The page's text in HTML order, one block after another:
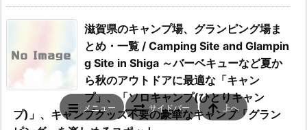
滋賀県のキャンプ場、グランピング場ま
とめ・一覧 / Camping Site and Glampin
g Site in Shiga ～バーベキューなど夏か
ら秋のアウトドアに最適な「キャン
プ」、「ソロキャンプ(ひとりキャン
プ)」、キャンプグッズ不要の豪華なキャンプ「グラン
メニュー サイドバー 上へ